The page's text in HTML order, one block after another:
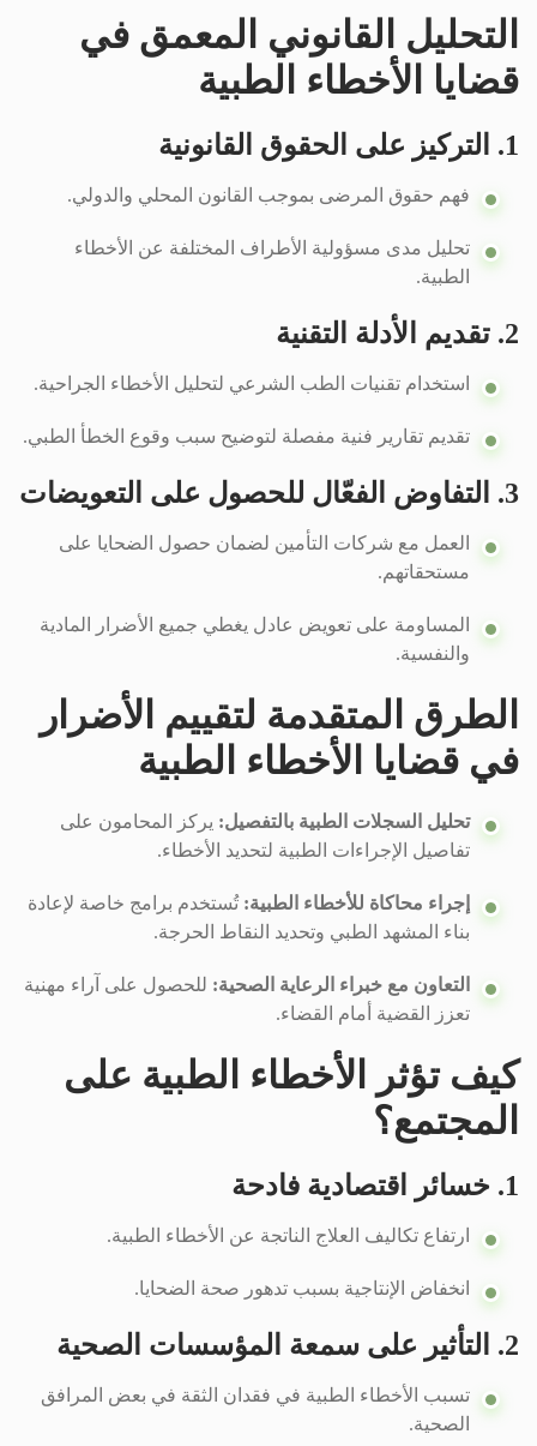
التحليل القانوني المعمق في
قضايا الأخطاء الطبية
1. التركيز على الحقوق القانونية
فهم حقوق المرضى بموجب القانون المحلي والدولي.
تحليل مدى مسؤولية الأطراف المختلفة عن الأخطاء
الطبية.
2. تقديم الأدلة التقنية
استخدام تقنيات الطب الشرعي لتحليل الأخطاء الجراحية.
تقديم تقارير فنية مفصلة لتوضيح سبب وقوع الخطأ الطبي.
3. التفاوض الفعّال للحصول على التعويضات
العمل مع شركات التأمين لضمان حصول الضحايا على
مستحقاتهم.
المساومة على تعويض عادل يغطي جميع الأضرار المادية
والنفسية.
الطرق المتقدمة لتقييم الأضرار
في قضايا الأخطاء الطبية
تحليل السجلات الطبية بالتفصيل: يركز المحامون على
تفاصيل الإجراءات الطبية لتحديد الأخطاء.
إجراء محاكاة للأخطاء الطبية: تُستخدم برامج خاصة لإعادة
بناء المشهد الطبي وتحديد النقاط الحرجة.
التعاون مع خبراء الرعاية الصحية: للحصول على آراء مهنية
تعزز القضية أمام القضاء.
كيف تؤثر الأخطاء الطبية على
المجتمع؟
1. خسائر اقتصادية فادحة
ارتفاع تكاليف العلاج الناتجة عن الأخطاء الطبية.
انخفاض الإنتاجية بسبب تدهور صحة الضحايا.
2. التأثير على سمعة المؤسسات الصحية
تسبب الأخطاء الطبية في فقدان الثقة في بعض المرافق
الصحية.